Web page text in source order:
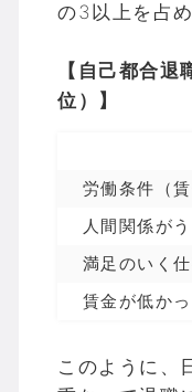
の3以上を占
【自己都合
位）】
労働条件（
人間関係が
満足のいく
賃金が低か
このように、